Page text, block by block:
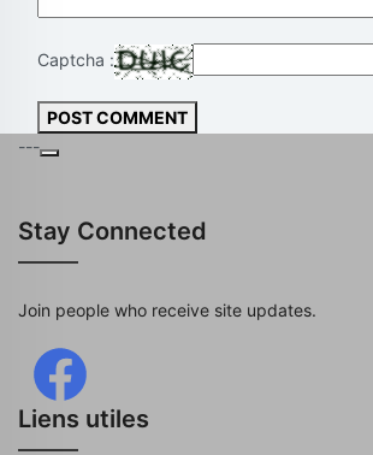
Captcha :
POST COMMENT
---
Stay Connected
Join people who receive site updates.
Liens utiles